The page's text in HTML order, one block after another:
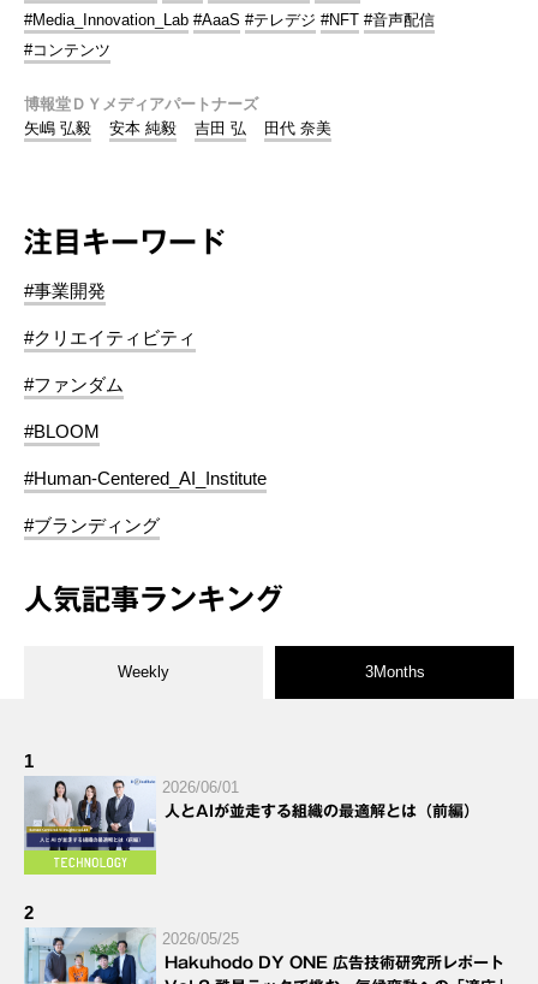
#Media_Innovation_Lab #AaaS #テレデジ #NFT #音声配信
#コンテンツ
博報堂ＤＹメディアパートナーズ
矢嶋 弘毅
安本 純毅 吉田 弘 田代 奈美
注目キーワード
#事業開発
#クリエイティビティ
#ファンダム
#BLOOM
#Human-Centered_AI_Institute
#ブランディング
人気記事ランキング
Weekly 3Months
1
2026/06/01
人とAIが並走する組織の最適解とは（前編）
2
2026/05/25
Hakuhodo DY ONE 広告技術研究所レポート